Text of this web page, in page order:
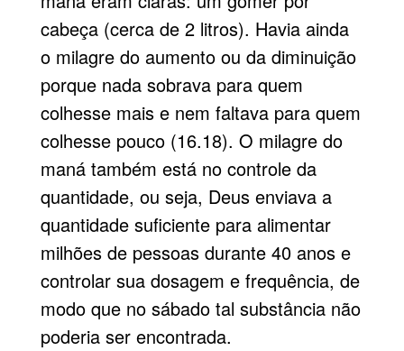
cabeça (cerca de 2 litros). Havia ainda
o milagre do aumento ou da di­minuição
porque nada sobrava para quem
colhesse mais e nem faltava para quem
colhesse pouco (16.18). O milagre do
maná também está no controle da
quantidade, ou seja, Deus enviava a
quantidade suficiente para alimentar
milhões de pessoas durante 40 anos e
controlar sua dosagem e frequência, de
modo que no sábado tal substância não
poderia ser encontrada.